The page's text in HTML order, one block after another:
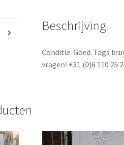
Beschrijving
Conditie: Goed. Tags
vragen! +31 (0)6 110 25